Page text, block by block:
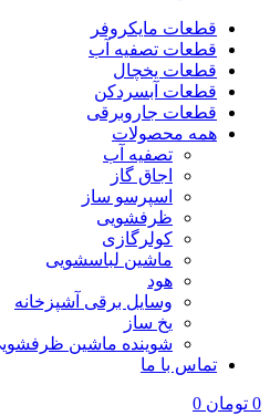
قطعات مایکروفر
قطعات تصفیه آب
قطعات یخچال
قطعات آبسردکن
قطعات جاروبرقی
همه محصولات
تصفیه آب
اجاق گاز
اسپرسو ساز
ظرفشویی
کولرگازی
ماشین لباسشویی
هود
وسایل برقی آشپزخانه
یخ ساز
شوینده ماشین
تماس با ما
0 تومان 0